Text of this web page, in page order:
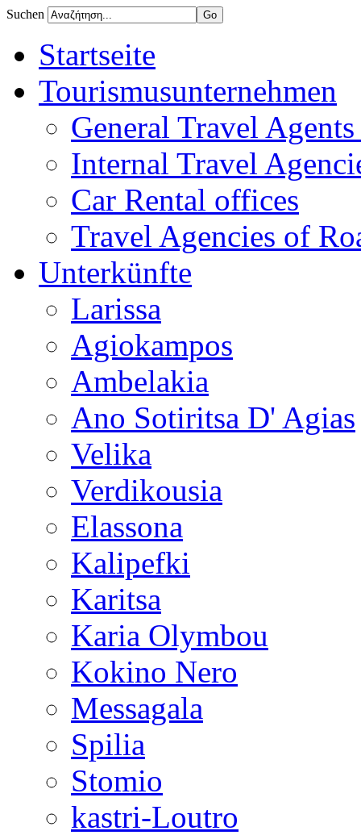
Suchen
Startseite
Tourismusunternehmen
General Travel
Internal Travel
Car Rental offices
Travel Agencies of
Unterkünfte
Larissa
Agiokampos
Ambelakia
Ano Sotiritsa D' Agias
Velika
Verdikousia
Elassona
Kalipefki
Karitsa
Karia Olymbou
Kokino Nero
Messagala
Spilia
Stomio
kastri-Loutro